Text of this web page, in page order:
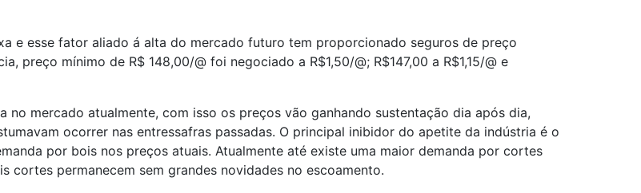
e esse fator aliado á alta do mercado futuro tem proporcionado seguros de preço
preço mínimo de R$ 148,00/@ foi negociado a R$1,50/@; R$147,00 a R$1,15/@ e
mercado atualmente, com isso os preços vão ganhando sustentação dia após dia,
ocorrer nas entressafras passadas. O principal inibidor do apetite da indústria é o
por bois nos preços atuais. Atualmente até existe uma maior demanda por cortes
cortes permanecem sem grandes novidades no escoamento.